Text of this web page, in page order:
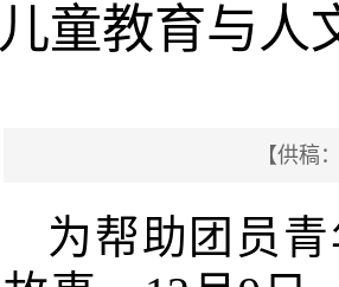
儿童教育与人
【供稿
为帮助团员